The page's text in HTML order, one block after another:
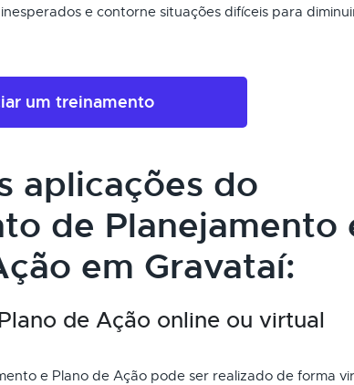
e contorne situações difíceis para
um treinamento
aplicações do
de Planejamento
em Gravataí:
de Ação online ou virtual
e Plano de Ação pode ser realizado de forma